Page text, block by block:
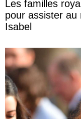
Les familles
pour assister au
Isabel